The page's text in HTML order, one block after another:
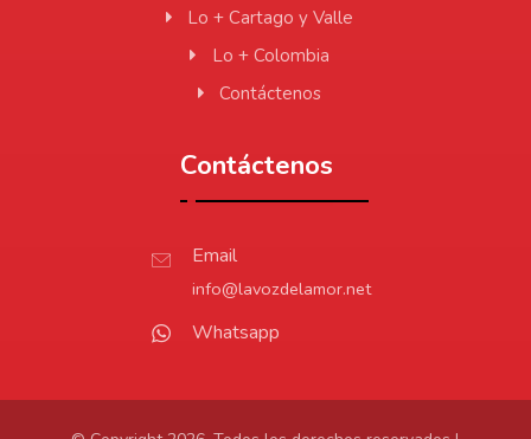
Lo + Cartago y Valle
Lo + Colombia
Contáctenos
Contáctenos
Email
info@lavozdelamor.net
Whatsapp